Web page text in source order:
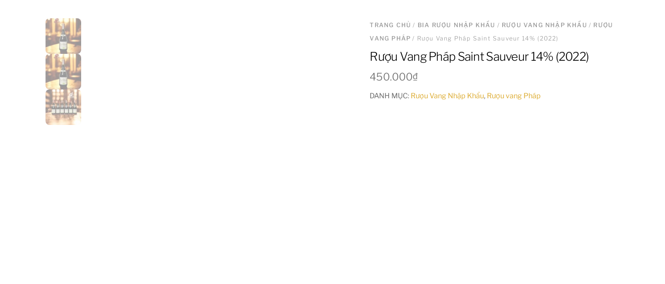
TRANG CHỦ / BIA RƯỢU NHẬP KHẨU / RƯỢU VANG NHẬP KHẨU / RƯỢU
VANG PHÁP / Rượu Vang Pháp Saint Sauveur 14% (2022)
Rượu Vang Pháp Saint Sauveur 14% (2022)
450.000₫
DANH MỤC: Rượu Vang Nhập Khẩu, Rượu vang Pháp